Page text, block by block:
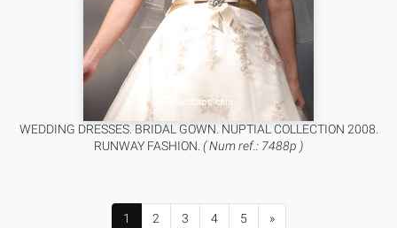
WEDDING DRESSES. BRIDAL GOWN. NUPTIAL COLLECTION 2008.
RUNWAY FASHION. ( Num ref.: 7488p )
1 2 3 4 5 »